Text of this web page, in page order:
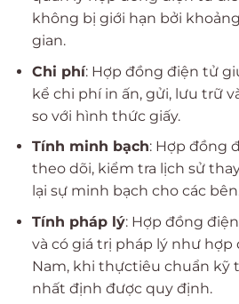
không bị giới hạn bởi
gian.
Chi phí: Hợp đồng điện tử
kể chi phí in ấn, gửi, lưu trữ
so với hình thức giấy.
Tính minh bạch: Hợp đồng
theo dõi, kiểm tra lịch sử
lại sự minh bạch cho các
Tính pháp lý: Hợp đồng
và có giá trị pháp lý như hợp
Nam, khi thựctiêu chuẩn kỹ
nhất định được quy định.